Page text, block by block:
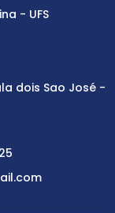
- UFS
dois Sao José -